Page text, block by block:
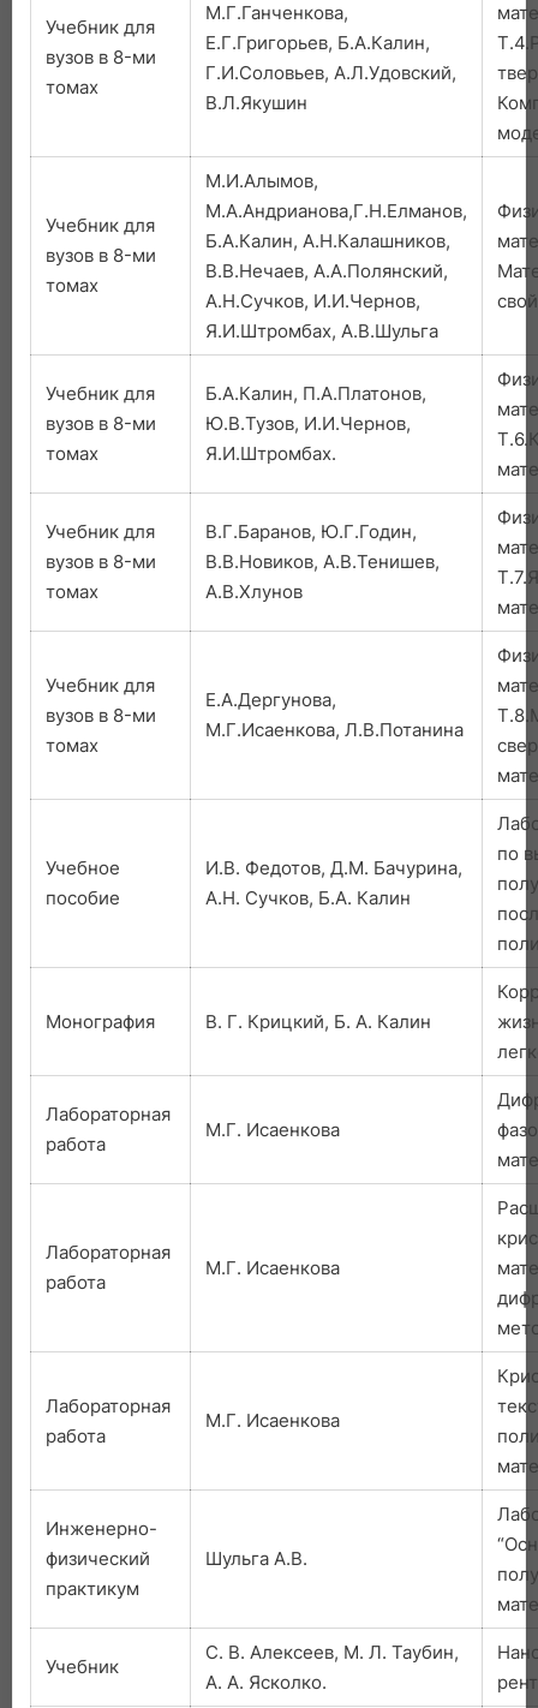
Учебник для
вузов в 8-ми
томах
М.Г.Ганченкова,
Е.Г.Григорьев, Б.А.Калин,
Г.И.Соловьев, А.Л.Удовский,
В.Л.Якушин
Учебник для
вузов в 8-ми
томах
М.И.Алымов,
М.А.Андрианова,Г.Н.Елманов,
Б.А.Калин, А.Н.Калашников,
В.В.Нечаев, А.А.Полянский,
А.Н.Сучков, И.И.Чернов,
Я.И.Штромбах, А.В.Шульга
Учебник для
вузов в 8-ми
томах
Б.А.Калин, П.А.Платонов,
Ю.В.Тузов, И.И.Чернов,
Я.И.Штромбах.
Учебник для
вузов в 8-ми
томах
В.Г.Баранов, Ю.Г.Годин,
В.В.Новиков, А.В.Тенишев,
А.В.Хлунов
Учебник для
вузов в 8-ми
томах
Е.А.Дергунова,
М.Г.Исаенкова, Л.В.Потанина
Учебное
пособие
И.В. Федотов, Д.М. Бачурина,
А.Н. Сучков, Б.А. Калин
по
Монография В. Г. Крицкий, Б. А. Калин
Лабораторная
работа
М.Г. Исаенкова
Лабораторная
работа
М.Г. Исаенкова
Лабораторная
работа
М.Г. Исаенкова
Инженерно-
физический
практикум
Шульга А.В.
Учебник
С. В. Алексеев, М. Л. Таубин,
А. А. Ясколко.